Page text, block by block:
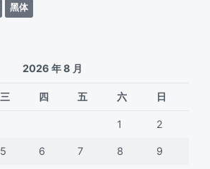
黑体
2026 年 8 月
三 四 五 六 日
1 2
5 6 7 8 9